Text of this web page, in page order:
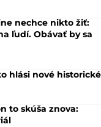
nechce nikto žiť:
ľudí. Obávať by sa
hlási nové historické
to skúša znova: